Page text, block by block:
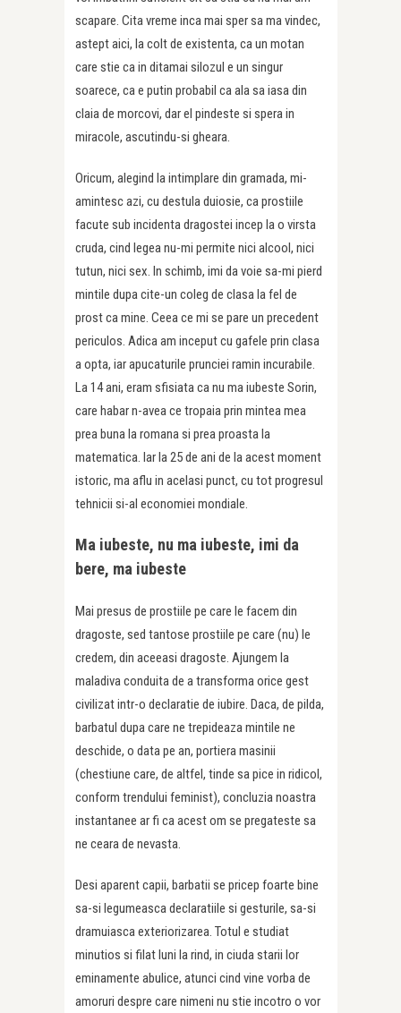
scapare. Cita vreme inca mai sper sa ma vindec,
astept aici, la colt de existenta, ca un motan
care stie ca in ditamai silozul e un singur
soarece, ca e putin probabil ca ala sa iasa din
claia de morcovi, dar el pindeste si spera in
miracole, ascutindu-si gheara.
Oricum, alegind la intimplare din gramada, mi-
amintesc azi, cu destula duiosie, ca prostiile
facute sub incidenta dragostei incep la o virsta
cruda, cind legea nu-mi permite nici alcool, nici
tutun, nici sex. In schimb, imi da voie sa-mi pierd
mintile dupa cite-un coleg de clasa la fel de
prost ca mine. Ceea ce mi se pare un precedent
periculos. Adica am inceput cu gafele prin clasa
a opta, iar apucaturile prunciei ramin incurabile.
La 14 ani, eram sfisiata ca nu ma iubeste Sorin,
care habar n-avea ce tropaia prin mintea mea
prea buna la romana si prea proasta la
matematica. Iar la 25 de ani de la acest moment
istoric, ma aflu in acelasi punct, cu tot progresul
tehnicii si-al economiei mondiale.
Ma iubeste, nu ma iubeste, imi da
bere, ma iubeste
Mai presus de prostiile pe care le facem din
dragoste, sed tantose prostiile pe care (nu) le
credem, din aceeasi dragoste. Ajungem la
maladiva conduita de a transforma orice gest
civilizat intr-o declaratie de iubire. Daca, de pilda,
barbatul dupa care ne trepideaza mintile ne
deschide, o data pe an, portiera masinii
(chestiune care, de altfel, tinde sa pice in ridicol,
conform trendului feminist), concluzia noastra
instantanee ar fi ca acest om se pregateste sa
ne ceara de nevasta.
Desi aparent capii, barbatii se pricep foarte bine
sa-si legumeasca declaratiile si gesturile, sa-si
dramuiasca exteriorizarea. Totul e studiat
minutios si filat luni la rind, in ciuda starii lor
eminamente abulice, atunci cind vine vorba de
amoruri despre care nimeni nu stie incotro o vor